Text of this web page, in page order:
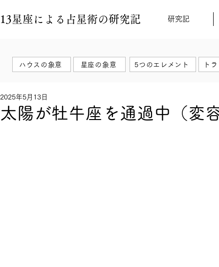
13星座による占星術の研究記 研究記
ハウスの象意 星座の象意 5つのエレメント ト
太陽が牡牛座を通過中（変
2025年5月13日